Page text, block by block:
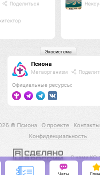
Поделиться
Псиона
Метаорганизм
Официальные ресурсы:
Экосистема
© Псиона О проекте Контакты
Конфиденциальность
С нами КО
Чаты